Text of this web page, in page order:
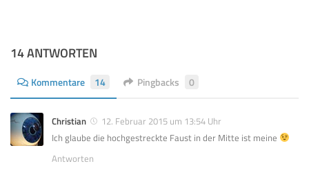
14 ANTWORTEN
Kommentare 14 Pingbacks 0
Christian
12. Februar 2015 um 13:54 Uhr
Ich glaube die hochgestreckte Faust in der Mitte ist meine
Antworten